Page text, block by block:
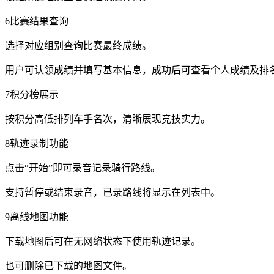
6比赛结果查询
选择对应组别查询比赛最终成绩。
用户可认领成绩并填写基本信息，成功后可查看个人成绩及排
7积分榜展示
按积分高低排列车手名次，清晰展现竞技实力。
8轨迹录制功能
点击“开始”即可录音记录骑行路线。
支持暂停或结束录音，已录路线将显示在列表中。
9离线地图功能
下载地图后可在无网络状态下使用轨迹记录。
也可删除已下载的地图文件。